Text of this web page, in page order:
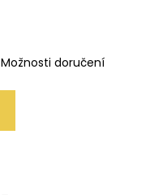
Možnosti doručení